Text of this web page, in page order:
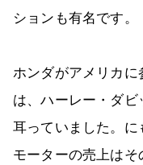
ションも有名です。
ホンダがアメリカに
は、ハーレー・ダ
耳っていました。
モーターの売上は